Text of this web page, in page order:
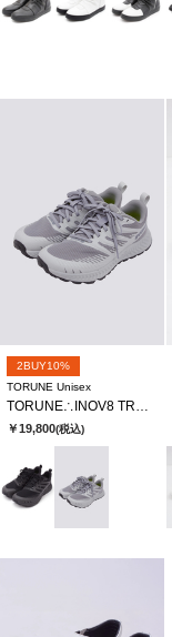
2BUY10%
TORUNE Unisex
TORUNE∴INOV8 TRAILFLY V2 MS
￥19,800(税込)